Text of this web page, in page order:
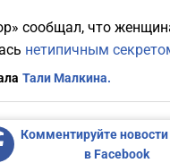
сообщал, что
нетипичным
Тали Малкина.
Комментируйте новости
в Facebook